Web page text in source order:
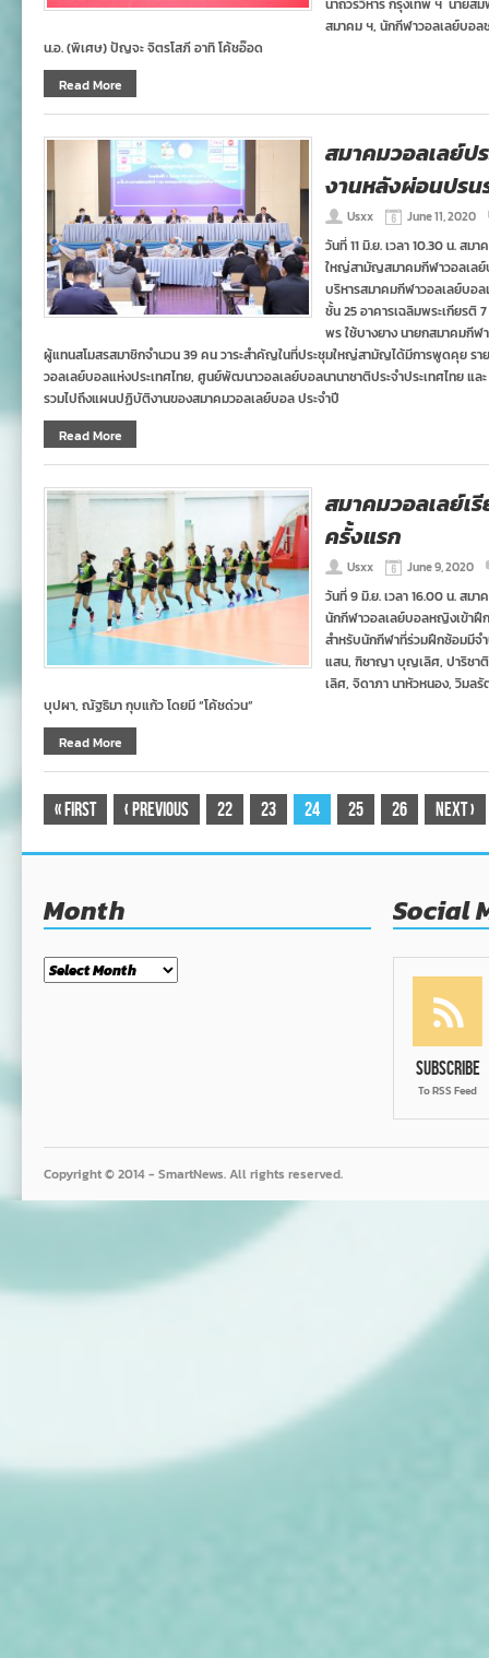
นาถวรวิหาร กรุงเทพ ฯ นายส
สมาคม ฯ, นักกีฬาวอลเลย์บอ
น.อ. (พิเศษ) ปัญจะ จิตรโสภี อาทิ โค้ชอ๊อด
Read More
สมาคมวอลเลย์
งานหลังผ่อนปรน
Usxx June 11, 2020
วันที่ 11 มิ.ย. เวลา 10.30 น. ส
ใหญ่สามัญสมาคมกีฬาวอลเลย์
บริหารสมาคมกีฬาวอลเลย์บอ
ชั้น 25 อาคารเฉลิมพระเกียรติ
พร ใช้บางยาง นายกสมาคมกีฬ
ผู้แทนสโมสรสมาชิกจำนวน 39 คน วาระสำคัญในที่ประชุมใหญ่สามัญได้มีการพูดคุย ร
วอลเลย์บอลแห่งประเทศไทย, ศูนย์พัฒนาวอลเลย์บอลนานาชาติประจำประเทศไทย แล
รวมไปถึงแผนปฏิบัติงานของสมาคมวอลเลย์บอล ประจำปี
Read More
สมาคมวอลเลย์เ
ครั้งแรก
Usxx June 9, 2020
วันที่ 9 มิ.ย. เวลา 16.00 น. สม
นักกีฬาวอลเลย์บอลหญิงเข้าฝึ
สำหรับนักกีฬาที่ร่วมฝึกซ้อมมีจ
แสน, ฑิชาญา บุญเลิศ, ปาริชา
เลิศ, จิดาภา นาหัวหนอง, วิมล
บุปผา, ณัฐธิมา กุบแก้ว โดยมี “โค้ชด่วน”
Read More
« First ‹ Previous 22 23 24 25 26 Next›
Month
Month
Social
Subscribe
To RSS Feed
Copyright © 2014 - SmartNews. All rights reserved.